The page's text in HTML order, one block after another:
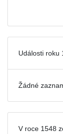
Události roku
Žádné
V roce 1548